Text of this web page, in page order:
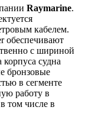
Raymarine.
кабелем.
обеспечивают
с шириной
корпуса судна
бронзовые
в сегменте
работу в
том числе в